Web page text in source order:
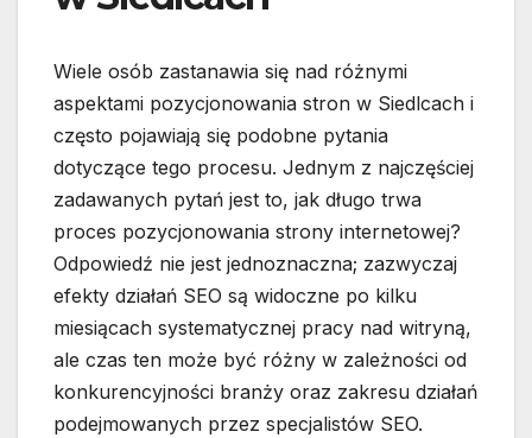
Wiele osób zastanawia się nad różnymi
aspektami pozycjonowania stron w Siedlcach i
często pojawiają się podobne pytania
dotyczące tego procesu. Jednym z najczęściej
zadawanych pytań jest to, jak długo trwa
proces pozycjonowania strony internetowej?
Odpowiedź nie jest jednoznaczna; zazwyczaj
efekty działań SEO są widoczne po kilku
miesiącach systematycznej pracy nad witryną,
ale czas ten może być różny w zależności od
konkurencyjności branży oraz zakresu działań
podejmowanych przez specjalistów SEO.